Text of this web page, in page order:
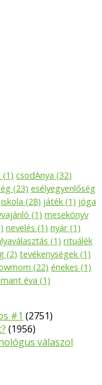
(1) csodAnya (32)
(23) esélyegyenlőség
iskola (28) játék (1) jóga
(1) mesekönyv
nevelés (1) nyár (1)
(1) rituálék
(2) tevékenységek (1)
(22) énekes (1)
éva (1)
#1 (2751)
(1956)
válaszol